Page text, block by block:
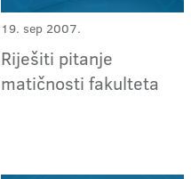
19. sep 2007.
Riješiti pitanje
matičnosti fakulteta